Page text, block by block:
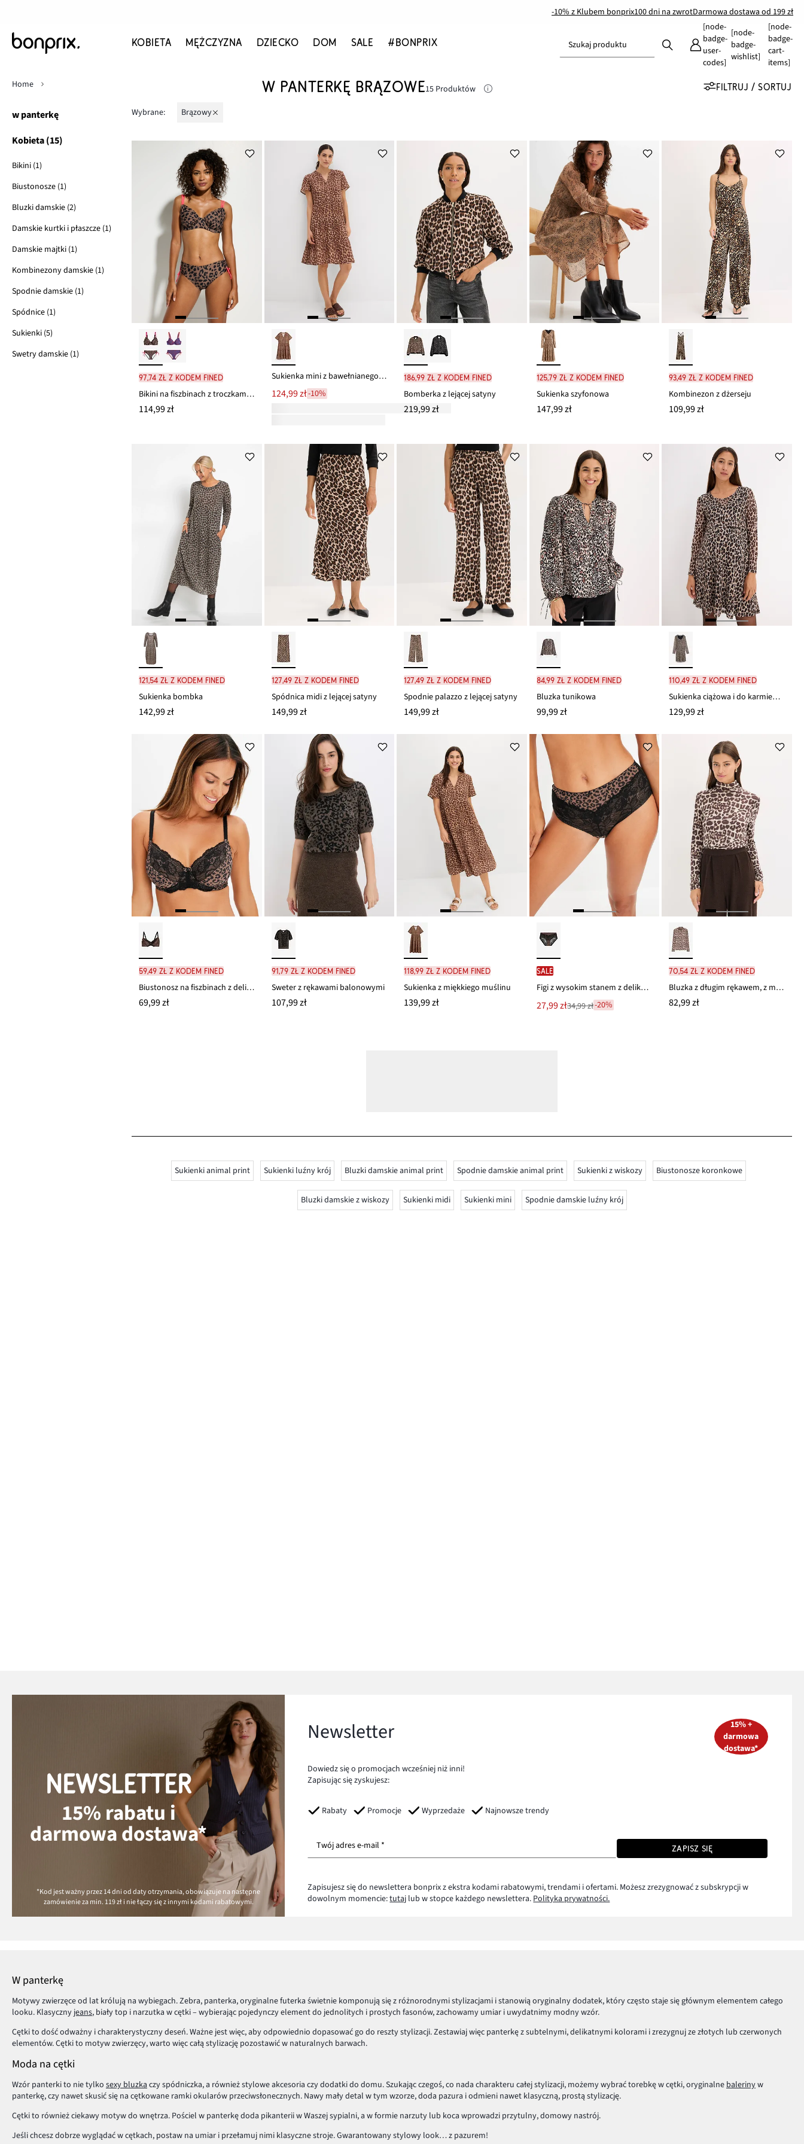
-10% z Klubem bonprix100 dni na zwrotDarmowa dostawa od 199 zł
KOBIETA MĘŻCZYZNA DZIECKO DOM SALE #BONPRIX Szukaj produktu
[node-
badge-
user-
codes]
[node-
badge-
wishlist]
[node-
badge-
cart-
items]
w panterkę
Kobieta (15)
Bikini (1)
Biustonosze (1)
Bluzki damskie (2)
Damskie kurtki i płaszcze (1)
Damskie majtki (1)
Kombinezony damskie (1)
Spodnie damskie (1)
Spódnice (1)
Sukienki (5)
Swetry damskie (1)
Home W PANTERKĘ BRĄZOWE15 Produktów FILTRUJ / SORTUJ
Wybrane: brązowy
97,74 zł z kodem FINED
Bikini na fiszbinach z troczkami (komplet 2-cz.)
114,99 zł
Sukienka mini z bawełnianego muślinu
124,99 zł-10%
186,99 zł z kodem FINED
Bomberka z lejącej satyny
219,99 zł
125,79 zł z kodem FINED
Sukienka szyfonowa
147,99 zł
93,49 zł z kodem FINED
Kombinezon z dżerseju
109,99 zł
121,54 zł z kodem FINED
Sukienka bombka
142,99 zł
127,49 zł z kodem FINED
Spódnica midi z lejącej satyny
149,99 zł
127,49 zł z kodem FINED
Spodnie palazzo z lejącej satyny
149,99 zł
84,99 zł z kodem FINED
Bluzka tunikowa
99,99 zł
110,49 zł z kodem FINED
Sukienka ciążowa i do karmienia 2 w 1, w cętki leoparda
129,99 zł
59,49 zł z kodem FINED
Biustonosz na fiszbinach z delikatną koronką
69,99 zł
91,79 zł z kodem FINED
Sweter z rękawami balonowymi
107,99 zł
118,99 zł z kodem FINED
Sukienka z miękkiego muślinu
139,99 zł
SALE
Figi z wysokim stanem z delikatną koronką
Nowa
cena
27,99 zł
Przeceniono
34,99 zł-20%
70,54 zł z kodem FINED
Bluzka z długim rękawem, z miękkiej mieszanki wiskozy
82,99 zł
Sukienki animal print Sukienki luźny krój Bluzki damskie animal print Spodnie damskie animal print Sukienki z wiskozy Biustonosze koronkowe
Bluzki damskie z wiskozy Sukienki midi Sukienki mini Spodnie damskie luźny krój
NEWSLETTER
15% rabatu i
darmowa dostawa*
*Kod jest ważny przez 14 dni od daty otrzymania, obowiązuje na następne
zamówienie za min. 119 złi nie łączy się z innymi kodami rabatowymi.
Newsletter
Dowiedz się o promocjach wcześniej niż inni!
Zapisując się zyskujesz:
Rabaty Promocje Wyprzedaże Najnowsze trendy
15% +
darmowa
dostawa*
Twój adres e-mail * ZAPISZ SIĘ
Zapisujesz się do newslettera bonprix z ekstra kodami rabatowymi, trendami i ofertami. Możesz zrezygnować z subskrypcji w
dowolnym momencie:tutaj lub w stopce każdego newslettera.Polityka prywatności.
W panterkę
Motywy zwierzęce od lat królują na wybiegach. Zebra, panterka, oryginalne futerka świetnie komponują się z różnorodnymi stylizacjami i stanowią oryginalny dodatek, który często staje się głównym elementem całego
looku. Klasyczny jeans, biały top i narzutka w cętki – wybierając pojedynczy element do jednolitych i prostych fasonów, zachowamy umiar i uwydatnimy modny wzór.
Cętki to dość odważny i charakterystyczny deseń. Ważne jest więc, aby odpowiednio dopasować go do reszty stylizacji. Zestawiaj więc panterkę z subtelnymi, delikatnymi kolorami i zrezygnuj ze złotych lub czerwonych
elementów. Cętki to motyw zwierzęcy, warto więc całą stylizację pozostawić w naturalnych barwach.
Moda na cętki
Wzór panterki to nie tylko sexy bluzkaczy spódniczka, a również stylowe akcesoria czy dodatki do domu. Szukając czegoś, co nada charakteru całej stylizacji, możemy wybrać torebkę w cętki, oryginalnebalerinyw
panterkę, czy nawet skusić się na cętkowane ramki okularów przeciwsłonecznych. Nawy mały detal w tym wzorze, doda pazura i odmieni nawet klasyczną, prostą stylizację.
Cętki to również ciekawy motyw do wnętrza. Pościel w panterkę doda pikanterii w Waszej sypialni, a w formie narzuty lub koca wprowadzi przytulny, domowy nastrój.
Jeśli chcesz dobrze wyglądać w cętkach, postaw na umiar i przełamuj nimi klasyczne stroje. Gwarantowany stylowy look… z pazurem!